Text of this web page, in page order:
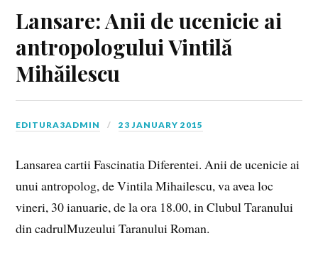
Lansare: Anii de ucenicie ai
antropologului Vintilă
Mihăilescu
EDITURA3ADMIN 23 JANUARY 2015
Lansarea cartii Fascinatia Diferentei. Anii de ucenicie ai
unui antropolog, de Vintila Mihailescu, va avea loc
vineri, 30 ianuarie, de la ora 18.00, in Clubul Taranului
din cadrulMuzeului Taranului Roman.